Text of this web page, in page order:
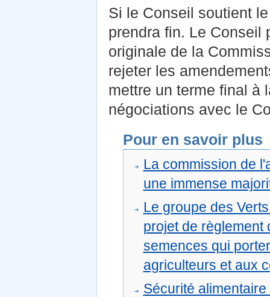
Si le Conseil soutient
prendra fin. Le Conseil
originale de la
rejeter les
mettre un terme final à
négociations avec le
Pour en savoir plus
La commission de
une immense
Le groupe des
projet de règlement
semences qui
agriculteurs et aux
Sécurité